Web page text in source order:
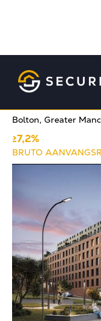
Terug naar
Bolton, Greater
≥7,2%
BRUTO